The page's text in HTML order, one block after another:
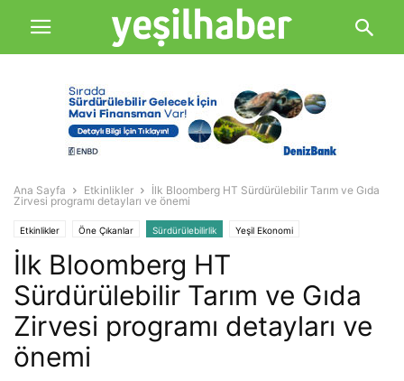
Ana Sayfa Etkinlikler
İlk Bloomberg HT Sürdürülebilir Tarım ve Gıda
Zirvesi programı detayları ve önemi
Etkinlikler Öne Çıkanlar Sürdürülebilirlik Yeşil Ekonomi
İlk Bloomberg HT
Sürdürülebilir Tarım ve Gıda
Zirvesi programı detayları ve
önemi